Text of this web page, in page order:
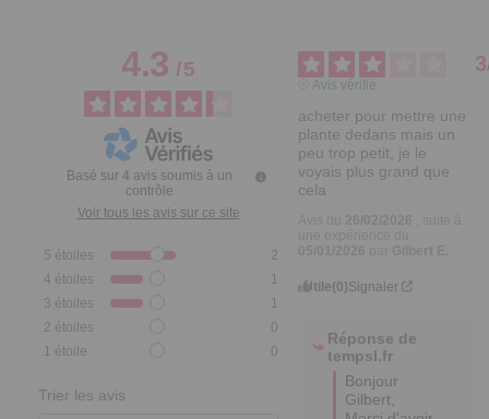
4.3/5
Basé sur 4 avis soumis à un
contrôle
Voir tous les avis sur ce site
5 étoiles
2
4 étoiles
1
3 étoiles
1
2 étoiles
0
1 étoile 0
Trier les avis
3
Avis vérifié
acheter pour mettre une
plante dedans mais un
peu trop petit, je le
voyais plus grand que
cela
26/02/2026
une expérience du
05/01/2026
par Gilbert E.
Utile(0)Signaler
Réponse de
tempsl.fr
Bonjour
Gilbert,